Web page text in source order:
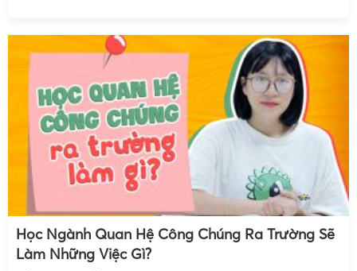
Học Ngành Quan Hệ Công Chúng Ra Trường Sẽ
Làm Những Việc Gì?